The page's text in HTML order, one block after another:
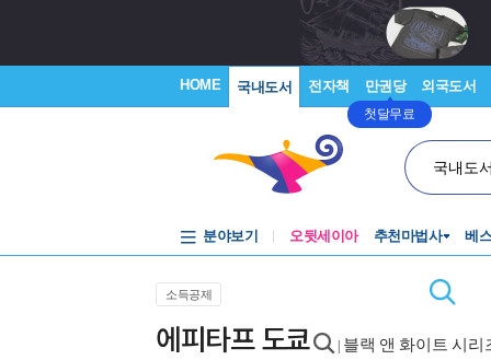
HOME 국내도서 전자책 만권당
첫달무료
외국도서
국내도
분야보기 오뒷세이아 추천마법사 베
소득공제
에피타프 도쿄 블랙 앤 화이트 시리